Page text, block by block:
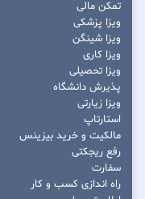
تمکن مالی
ویزا پزشکی
ویزا شینگن
ویزا کاری
ویزا تحصیلی
پذیرش دانشگاه
ویزا زیارتی
استارتاپ
مالکیت و خرید بیزینس
رفع ریجکتی
سفارت
راه اندازی کسب و کار